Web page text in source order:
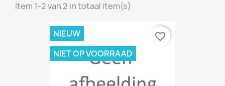
Item 1-2 van 2 in totaal item(s)
NIEUW
NIET OP VOORRAAD
favorite_border